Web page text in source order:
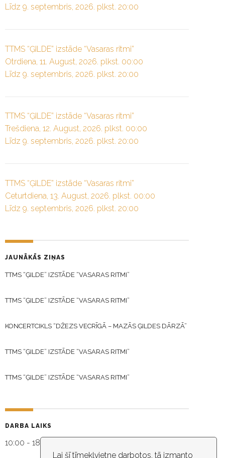
Lai šī tīmekļvietne darbotos, tā izmanto
Līdz 9. septembris, 2026. plkst. 20:00
TTMS “ĢILDE” izstāde “Vasaras ritmi”
Otrdiena, 11. August, 2026. plkst. 00:00
Līdz 9. septembris, 2026. plkst. 20:00
TTMS “ĢILDE” izstāde “Vasaras ritmi”
Trešdiena, 12. August, 2026. plkst. 00:00
Līdz 9. septembris, 2026. plkst. 20:00
TTMS “ĢILDE” izstāde “Vasaras ritmi”
Ceturtdiena, 13. August, 2026. plkst. 00:00
Līdz 9. septembris, 2026. plkst. 20:00
JAUNĀKĀS ZIŅAS
TTMS “ĢILDE” IZSTĀDE “VASARAS RITMI”
TTMS “ĢILDE” IZSTĀDE “VASARAS RITMI”
KONCERTCIKLS “DŽEZS VECRĪGĀ – MAZĀS ĢILDES DĀRZĀ”
TTMS “ĢILDE” IZSTĀDE “VASARAS RITMI”
TTMS “ĢILDE” IZSTĀDE “VASARAS RITMI”
DARBA LAIKS
10:00 - 18:30